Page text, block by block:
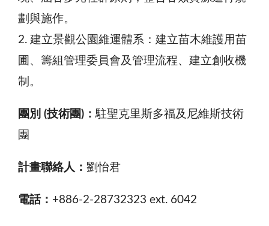
劃與施作。
2. 建立景觀公園維運體系：建立苗木維護用苗
圃、籌組管理委員會及管理流程、建立創收機
制。
團別 (技術團)：駐聖克里斯多福及尼維斯技術
團
計畫聯絡人： 劉怡君
電話： +886-2-28732323 ext. 6042